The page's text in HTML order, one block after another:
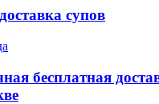
супов
бесплатная